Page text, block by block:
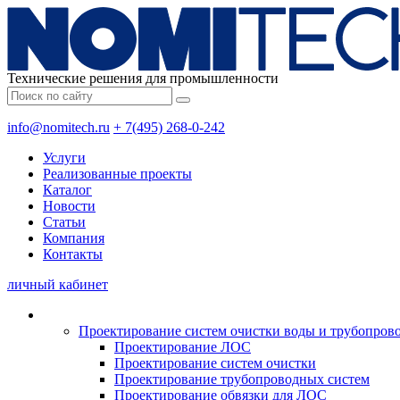
Технические решения для промышленности
info@nomitech.ru + 7(495) 268-0-242
Услуги
Реализованные проекты
Каталог
Новости
Статьи
Компания
Контакты
личный кабинет
Проектирование систем очистки воды и
Проектирование ЛОС
Проектирование систем очистки
Проектирование трубопроводных систем
Проектирование обвязки для ЛОС